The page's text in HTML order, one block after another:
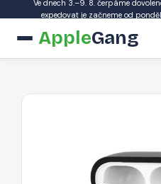
Ve dnech 3.–9. 8. čerpáme
expedovat je začneme od
AppleGang